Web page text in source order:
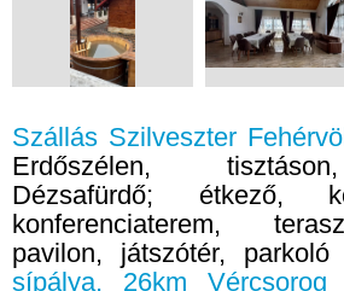
Szállás Szilveszter
Erdőszélen,
Dézsafürdő; étkező,
konferenciaterem,
pavilon, játszótér, parkoló|
sípálya, 26km Vércsorog